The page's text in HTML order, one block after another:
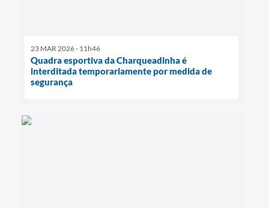
23 MAR 2026 - 11h46
Quadra esportiva da Charqueadinha é
interditada temporariamente por medida de
segurança